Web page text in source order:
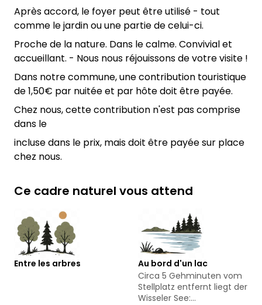
Après accord, le foyer peut être utilisé - tout
comme le jardin ou une partie de celui-ci.
Proche de la nature. Dans le calme. Convivial et
accueillant. - Nous nous réjouissons de votre visite !
Dans notre commune, une contribution touristique
de 1,50€ par nuitée et par hôte doit être payée.
Chez nous, cette contribution n'est pas comprise
dans le
incluse dans le prix, mais doit être payée sur place
chez nous.
Ce cadre naturel vous attend
Entre les arbres
Au bord d'un lac
Circa 5 Gehminuten vom
Stellplatz entfernt liegt der
Wisseler See: